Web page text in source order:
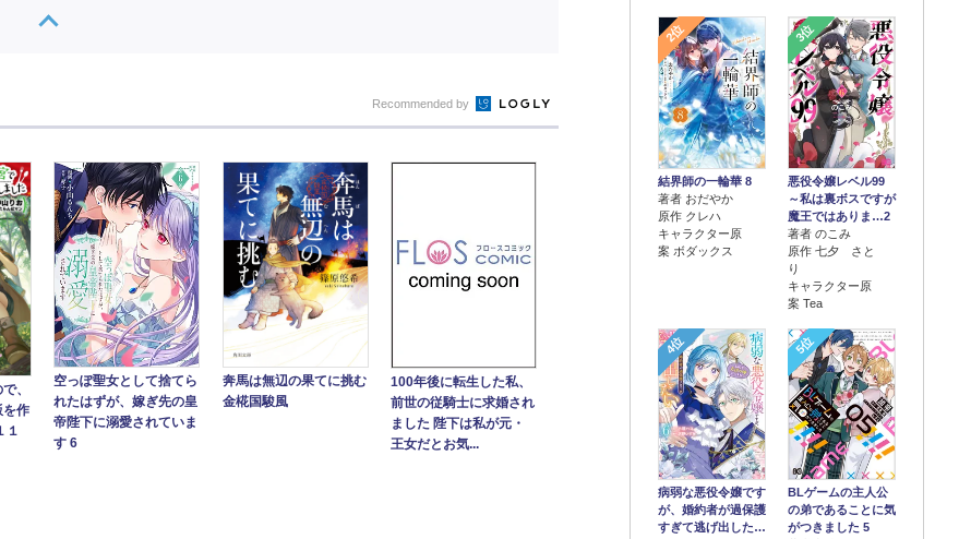
2位
結界師の一輪華 8
著者 おだやか
原作 クレハ
キャラクター原
案 ボダックス
3位
悪役令嬢レベル99
～私は裏ボスですが
魔王ではありま…2
著者 のこみ
原作 七夕 さと
り
キャラクター原
案 Tea
4位
病弱な悪役令嬢です
が、婚約者が過保護
すぎて逃げ出した…
5位
BLゲームの主人公
の弟であることに気
がつきました 5
Recommended by
、
を作
１
空っぽ聖女として捨てら
れたはずが、嫁ぎ先の皇
帝陛下に溺愛されていま
す 6
奔馬は無辺の果てに挑む
金椛国駿風
100年後に転生した私、
前世の従騎士に求婚され
ました 陛下は私が元・
王女だとお気...